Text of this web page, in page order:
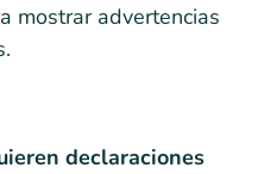
mostrar advertencias
declaraciones